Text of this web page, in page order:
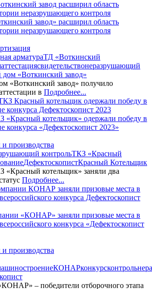
завод» расширил область
неразрушающего контроля
арматураТД «Воткинский
аттестациясвидетельствонеразрушающий
«Воткинский завод»
«Воткинский завод» получило
в Подробнее...
«Красный котельщик» одержали победу в
конкурса «Дефектоскопист 2023»
производства
контрольТКЗ «Красный
ДефектоскопистКрасный Котельщик
«Красный котельщик» заняли два
Подробнее...
«КОНАР» заняли призовые места в
конкурса «Дефектоскопист
производства
КОНАРконкурсконтроль
– победители отборочного этапа